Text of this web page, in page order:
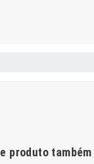
produto